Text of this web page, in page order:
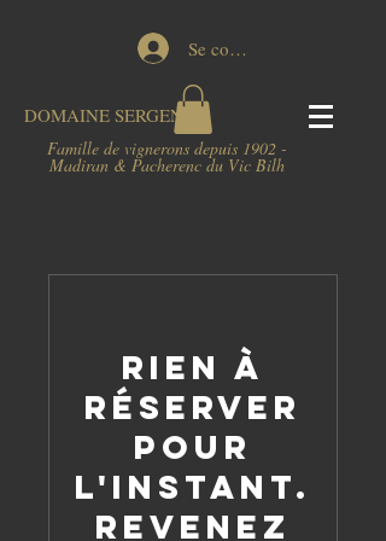
Se connecter
DOMAINE SERGENT
Famille de vignerons depuis 1902 -
Madiran & Pacherenc du Vic Bilh
Rien à
réserver
pour
l'instant.
Revenez